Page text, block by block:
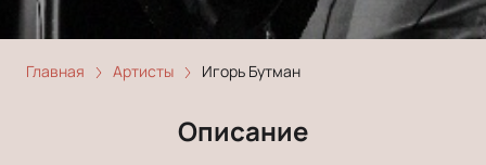
Главная Артисты Игорь Бутман
Описание